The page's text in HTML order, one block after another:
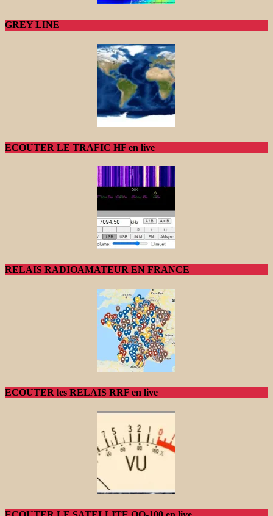
GREY LINE
ECOUTER LE TRAFIC HF en live
RELAIS RADIOAMATEUR EN FRANCE
ECOUTER les RELAIS RRF en live